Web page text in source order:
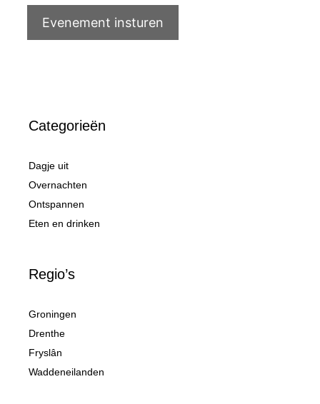
Categorieën
Dagje uit
Overnachten
Ontspannen
Eten en drinken
Regio’s
Groningen
Drenthe
Fryslân
Waddeneilanden